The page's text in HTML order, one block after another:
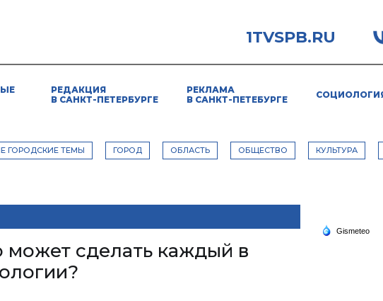
1TVSPB.RU
РЕДАКЦИЯ
В САНКТ-ПЕТЕРБУРГЕ
РЕКЛАМА
В САНКТ-ПЕТЕБУРГЕ
ГОРОДСКИЕ ТЕМЫ ГОРОД ОБЛАСТЬ ОБЩЕСТВО КУЛЬТУРА
может сделать каждый в